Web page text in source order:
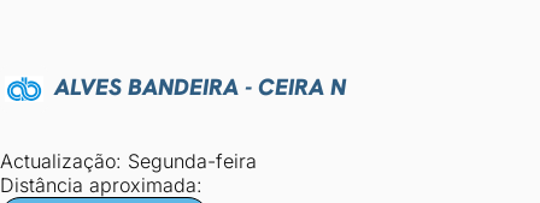
ALVES BANDEIRA - CEIRA N
Actualização: Segunda-feira
Distância aproximada: